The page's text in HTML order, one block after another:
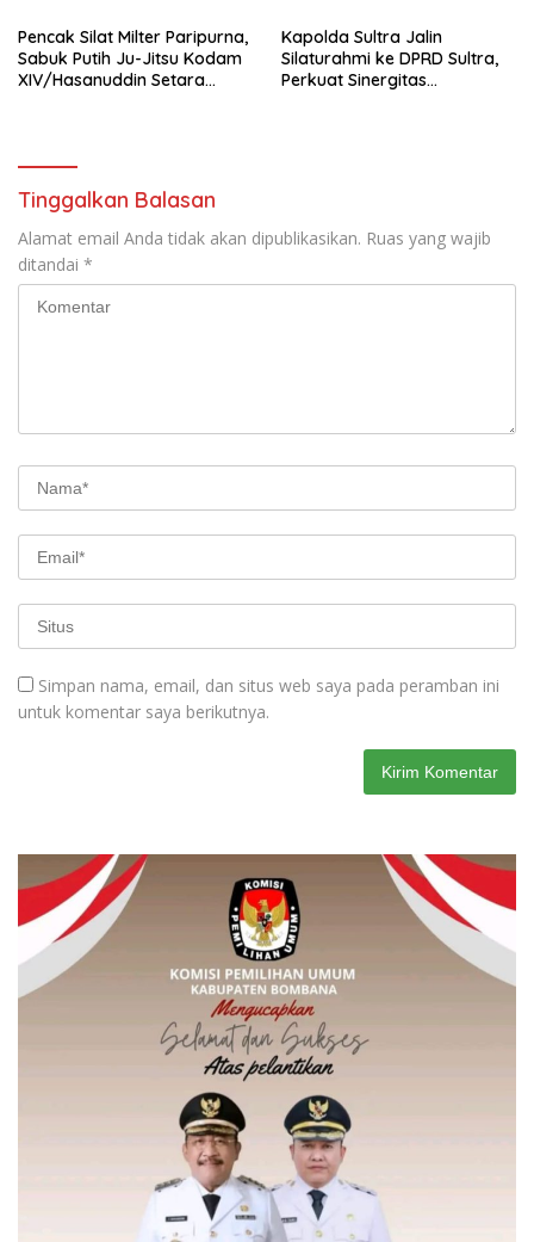
Pencak Silat Milter Paripurna,
Sabuk Putih Ju-Jitsu Kodam
XIV/Hasanuddin Setara
Kapolda Sultra Jalin
Silaturahmi ke DPRD Sultra,
Perkuat Sinergitas
Tinggalkan Balasan
Alamat email Anda tidak akan dipublikasikan. Ruas yang wajib
ditandai *
Simpan nama, email, dan situs web saya pada peramban ini
untuk komentar saya berikutnya.